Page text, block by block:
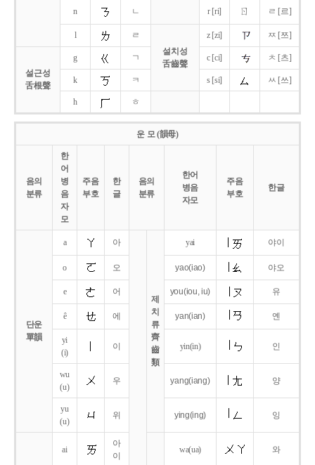
n ㄴ r [ri] ㄖ ㄹ [르]
l
ㄹ
설치성
舌齒聲
z [zi] ㅉ [쯔]
설근성
舌根聲
g ㄱ c [ci] ㅊ [츠]
k ㅋ s [si] ㅆ [쓰]
h ㅎ
운 모 (韻母)
음의
분류
한
어
병
음
자
모
주음
부호
한
글
음의
분류
한어
병음
자모
주음
부호
한글
단운
單韻
a 아
제
치
류
齊
齒
類
yai 야이
o 오 yao(iao) 야오
e 어 you(iou,iu) 유
ê 에 yan(ian) 옌
yi
(i)
이 yin(in) 인
wu
(u)
우 yang(iang) 양
yu
(u)
위 ying(ing) 잉
ai
아
이
wa(ua) 와